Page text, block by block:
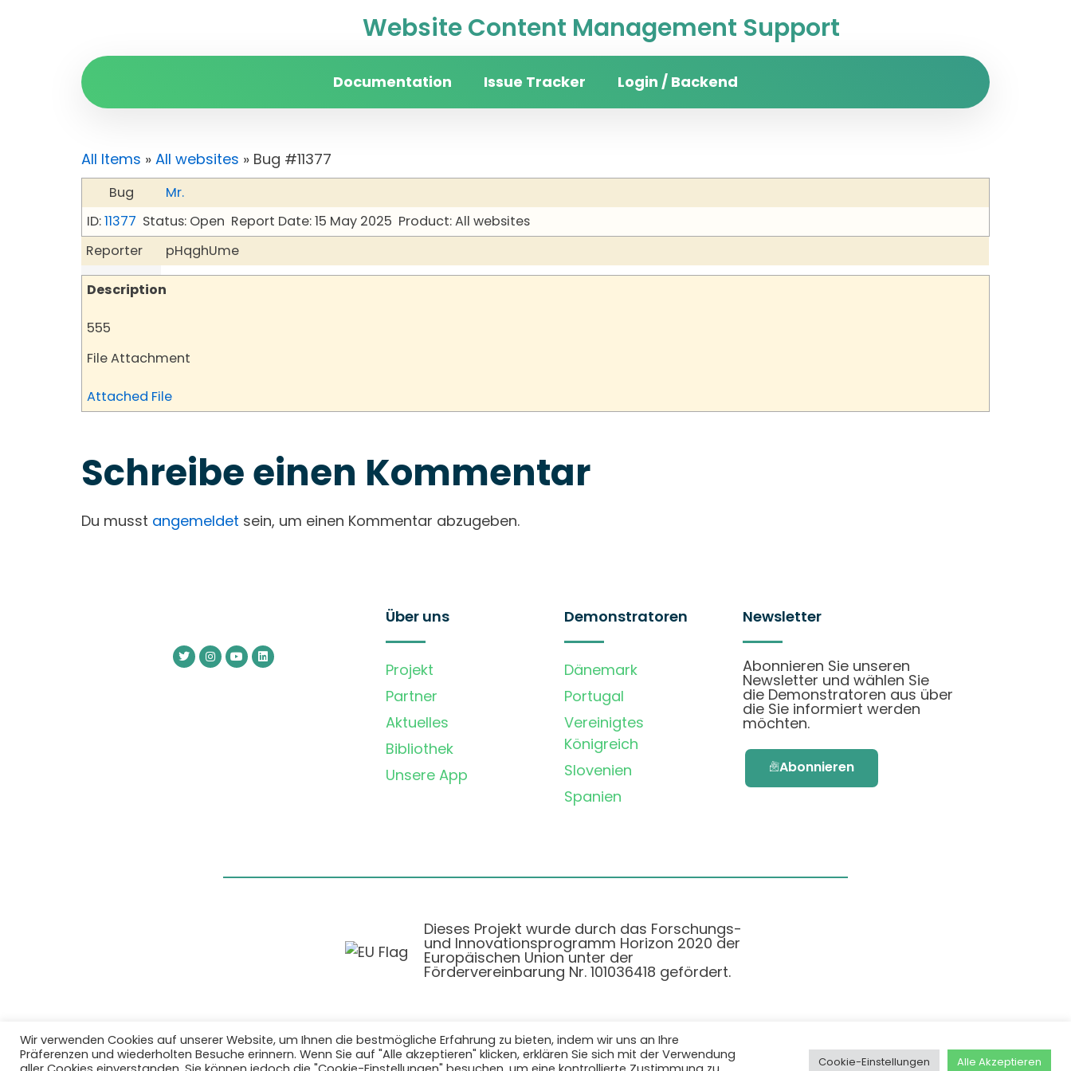
Website Content Management Support
Documentation Issue Tracker Login / Backend
All Items » All websites » Bug #11377
Bug
Mr.
ID:11377 Status: Open Report Date: 15 May 2025 Product: All websites
Reporter
pHqghUme
Description
555
File Attachment
Attached File
Schreibe einen Kommentar
Du musst angemeldet sein, um einen Kommentar abzugeben.
Über uns
Projekt
Partner
Aktuelles
Bibliothek
Unsere App
Demonstratoren
Dänemark
Portugal
Vereinigtes
Königreich
Slovenien
Spanien
Newsletter
Abonnieren Sie unseren
Newsletter und wählen Sie
die Demonstratoren aus über
die Sie informiert werden
möchten.
Abonnieren
Dieses Projekt wurde durch das Forschungs-
und Innovationsprogramm Horizon 2020 der
Europäischen Union unter der
Fördervereinbarung Nr. 101036418 gefördert.
Datenschutzbestimmungen |Cookie-Richtlinie
Wir verwenden Cookies auf unserer Website, um Ihnen die bestmögliche Erfahrung zu bieten, indem wir uns an Ihre
Präferenzen und wiederholten Besuche erinnern. Wenn Sie auf "Alle akzeptieren" klicken, erklären Sie sich mit der Verwendung
Cookie-Einstellungen Alle Akzeptieren